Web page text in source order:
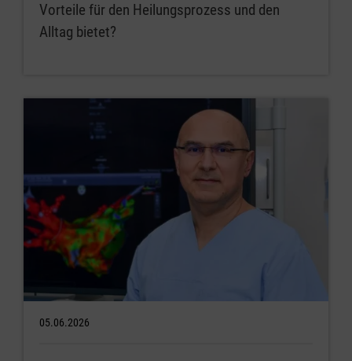
Vorteile für den Heilungsprozess und den
Alltag bietet?
05.06.2026